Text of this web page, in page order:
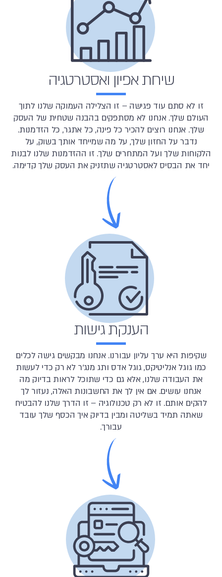
שיחת אפיון ואסטרטגיה
זו לא סתם עוד פגישה – זו הצלילה העמוקה שלנו לתוך
העולם שלך. אנחנו לא מסתפקים בהבנה שטחית של העסק
שלך. אנחנו רוצים להכיר כל פינה, כל אתגר, כל הזדמנות.
נדבר על החזון שלך, על מה שמייחד אותך בשוק, על
הלקוחות שלך ועל המתחרים שלך. זו ההזדמנות שלנו לבנות
יחד את הבסיס לאסטרטגיה שתזניק את העסק שלך קדימה.
הענקת גישות
שקיפות היא ערך עליון עבורנו. אנחנו מבקשים גישה לכלים
כמו גוגל אנליטיקס, גוגל אדס ותג מנג'ר לא רק כדי לעשות
את העבודה שלנו, אלא גם כדי שתוכל לראות בדיוק מה
אנחנו עושים. אם אין לך את החשבונות האלה, נעזור לך
להקים אותם. זו לא רק טכנולוגיה – זו הדרך שלנו להבטיח
שאתה תמיד בשליטה ומבין בדיוק איך הכסף שלך עובד
עבורך.